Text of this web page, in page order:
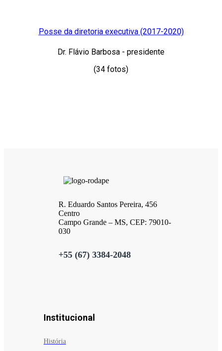
Posse da diretoria executiva (2017-2020)
Dr. Flávio Barbosa - presidente
(34 fotos)
R. Eduardo Santos Pereira, 456
Centro
Campo Grande – MS, CEP: 79010-
030
+55 (67) 3384-2048
Institucional
História